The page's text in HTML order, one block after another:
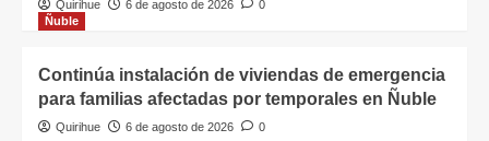
Quirihue 6 de agosto de 2026
0
Ñuble
Continúa instalación de viviendas de emergencia
para familias afectadas por temporales en Ñuble
Quirihue 6 de agosto de 2026 0